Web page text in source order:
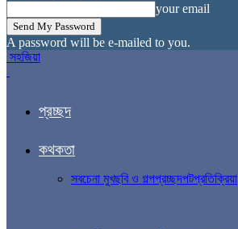
your email
A password will be e-mailed to you.
সহজিয়া
প্রচ্ছদ
কথকতা
সবচেনা মুখছবি ও গল্পপ্রচ্ছদপটপ্রতিক্রিয়া